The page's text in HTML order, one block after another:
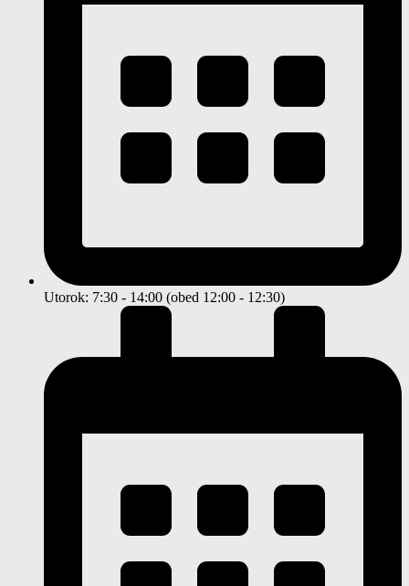
Utorok: 7:30 - 14:00 (obed 12:00 - 12:30)